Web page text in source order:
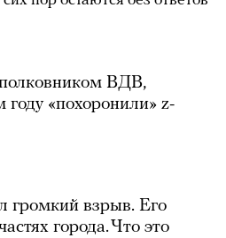
ВДВ,
«похоронили» z-
громкий взрыв. Его
города. Что это